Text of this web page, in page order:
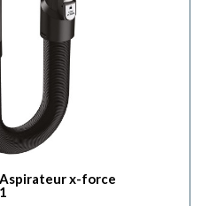
x-force